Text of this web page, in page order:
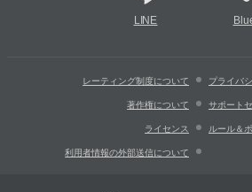
LINE
レーティング制度について プライバ
著作権について サポート
ライセンス ルール＆
利用者情報の外部送信について